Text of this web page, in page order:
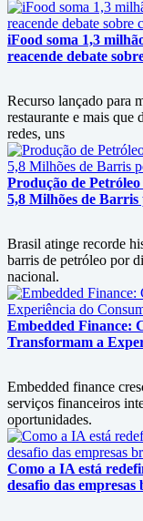
iFood soma 1,3
reacende debate
Recurso lançado para
restaurante e mais que
redes, uns
Produção de
5,8 Milhões de Barris
Brasil atinge recorde
barris de petróleo por
nacional.
Embedded Finance:
Transformam a
Embedded finance
serviços financeiros
oportunidades.
Como a IA está
desafio das empresas